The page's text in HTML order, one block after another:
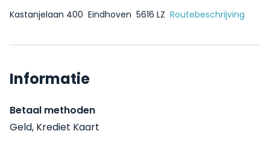
Kastanjelaan 400 Eindhoven 5616 LZ Routebeschrijving
Informatie
Betaal methoden
Geld, Krediet Kaart